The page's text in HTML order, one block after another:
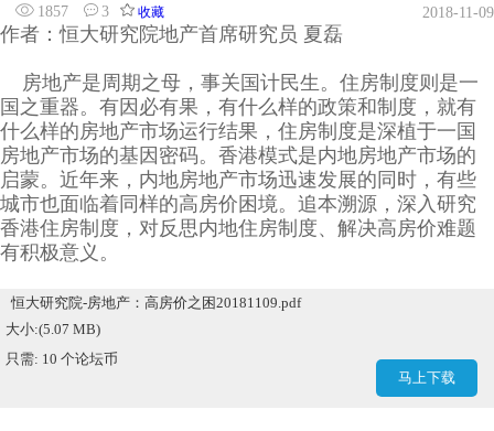
1857
3 收藏 2018-11-09
作者：恒大研究院地产首席研究员 夏磊
房地产是周期之母，事关国计民生。住房制度则是一
国之重器。有因必有果，有什么样的政策和制度，就有
什么样的房地产市场运行结果，住房制度是深植于一国
房地产市场的基因密码。香港模式是内地房地产市场的
启蒙。近年来，内地房地产市场迅速发展的同时，有些
城市也面临着同样的高房价困境。追本溯源，深入研究
香港住房制度，对反思内地住房制度、解决高房价难题
有积极意义。
恒大研究院-房地产：高房价之困20181109.pdf
大小:(5.07 MB)
只需: 10 个论坛币
马上下载